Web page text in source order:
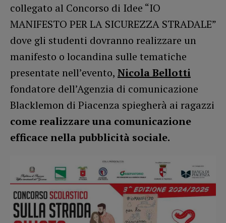
collegato al Concorso di Idee “IO
MANIFESTO PER LA SICUREZZA STRADALE”
dove gli studenti dovranno realizzare un
manifesto o locandina sulle tematiche
presentate nell’evento, Nicola Bellotti
fondatore dell’Agenzia di comunicazione
Blacklemon di Piacenza spiegherà ai ragazzi
come realizzare una comunicazione
efficace nella pubblicità sociale.